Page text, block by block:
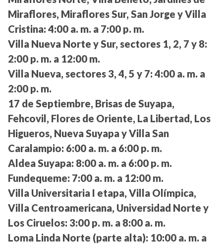
Miraflores, Miraflores Sur, San Jorge y Villa
Cristina: 4:00 a. m. a 7:00 p. m.
Villa Nueva Norte y Sur, sectores 1, 2, 7 y 8:
2:00 p. m. a 12:00 m.
Villa Nueva, sectores 3, 4, 5 y 7: 4:00 a. m. a
2:00 p. m.
17 de Septiembre, Brisas de Suyapa,
Fehcovil, Flores de Oriente, La Libertad, Los
Higueros, Nueva Suyapa y Villa San
Caralampio: 6:00 a. m. a 6:00 p. m.
Aldea Suyapa: 8:00 a. m. a 6:00 p. m.
Fundequeme: 7:00 a. m. a 12:00 m.
Villa Universitaria I etapa, Villa Olímpica,
Villa Centroamericana, Universidad Norte y
Los Ciruelos: 3:00 p. m. a 8:00 a. m.
Loma Linda Norte (parte alta): 10:00 a. m. a